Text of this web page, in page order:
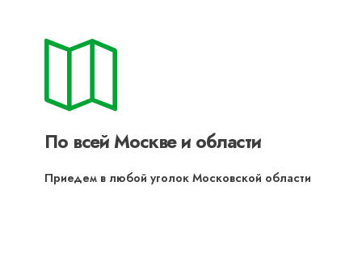
По всей Москве и области
Приедем в любой уголок Московской области